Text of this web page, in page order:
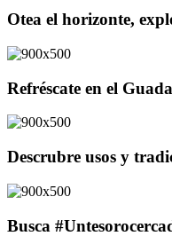
Otea el horizonte,
Refréscate en el
Descrubre usos y
Busca